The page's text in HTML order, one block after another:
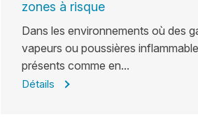
zones à risque
Dans les environnements où des
vapeurs ou poussières
présents comme en...
Détails